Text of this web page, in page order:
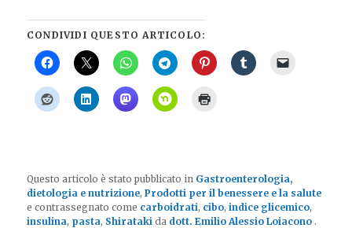
CONDIVIDI QUESTO ARTICOLO:
Questo articolo è stato pubblicato in Gastroenterologia,
dietologia e nutrizione,Prodotti per il benessere e la salute
e contrassegnato come carboidrati, cibo,indice glicemico,
insulina, pasta, Shirataki da dott. Emilio Alessio Loiacono .